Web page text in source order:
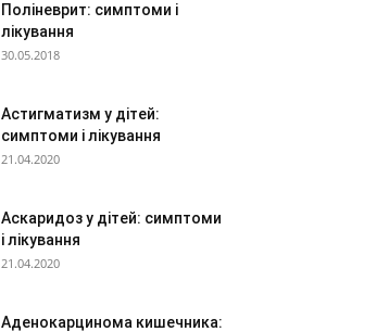
Поліневрит: симптоми і
лікування
30.05.2018
Астигматизм у дітей:
симптоми і лікування
21.04.2020
Аскаридоз у дітей: симптоми
і лікування
21.04.2020
Аденокарцинома кишечника: